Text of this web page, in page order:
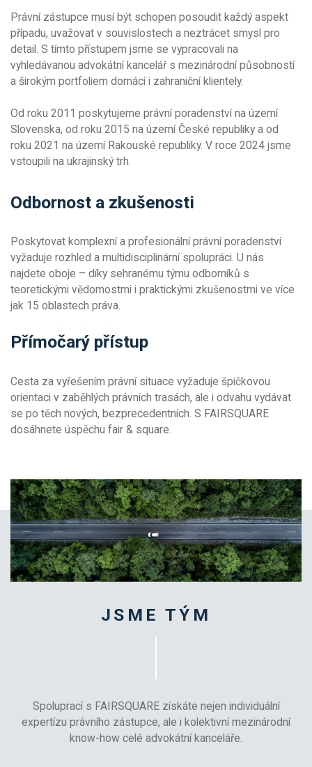
Právní zástupce musí být schopen posoudit každý aspekt
případu, uvažovat v souvislostech a neztrácet smysl pro
detail. S tímto přístupem jsme se vypracovali na
vyhledávanou advokátní kancelář s mezinárodní působností
a širokým portfoliem domácí i zahraniční klientely.
Od roku 2011 poskytujeme právní poradenství na území
Slovenska, od roku 2015 na území České republiky a od
roku 2021 na území Rakouské republiky. V roce 2024 jsme
vstoupili na ukrajinský trh.
Odbornost a zkušenosti
Poskytovat komplexní a profesionální právní poradenství
vyžaduje rozhled a multidisciplinární spolupráci. U nás
najdete oboje – díky sehranému týmu odborníků s
teoretickými vědomostmi i praktickými zkušenostmi ve více
jak 15 oblastech práva.
Přímočarý přístup
Cesta za vyřešením právní situace vyžaduje špičkovou
orientaci v zaběhlých právních trasách, ale i odvahu vydávat
se po těch nových, bezprecedentních. S FAIRSQUARE
dosáhnete úspěchu fair & square.
JSME TÝM
Spoluprací s FAIRSQUARE získáte nejen individuální
expertízu právního zástupce, ale i kolektivní mezinárodní
know-how celé advokátní kanceláře.